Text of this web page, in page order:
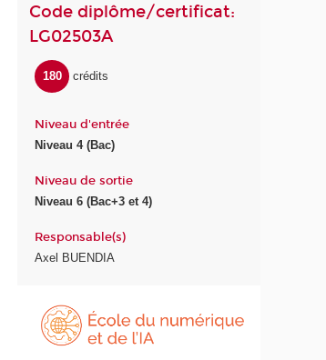
Code diplôme/certificat:
LG02503A
180 crédits
Niveau d'entrée
Niveau 4 (Bac)
Niveau de sortie
Niveau 6 (Bac+3 et 4)
Responsable(s)
Axel BUENDIA